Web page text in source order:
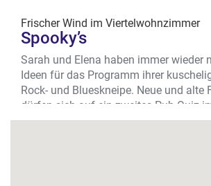
Frischer Wind im Viertelwohnzimmer
Spooky’s
Sarah und Elena haben immer wieder
Ideen für das Programm ihrer
Rock- und Blueskneipe. Neue und alte
dürfen sich auf ein zweites Pub-Quiz
freuen und endlich gibt es auch